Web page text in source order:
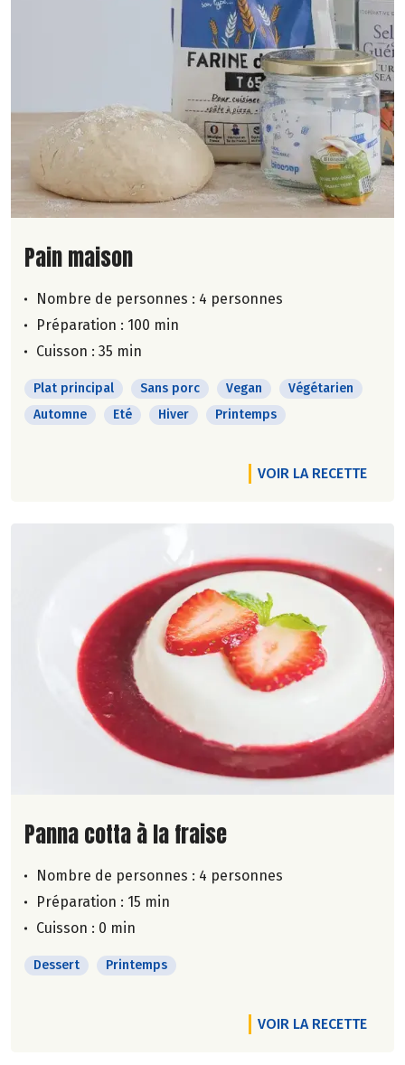
Lire la suite de la recette
Pain maison
Nombre de personnes : 4 personnes
Préparation : 100 min
Cuisson : 35 min
Plat principal Sans porc Vegan
Végétarien
Automne
Eté Hiver Printemps
VOIR LA RECETTE
Lire la suite de la recette
Panna cotta à la fraise
Nombre de personnes : 4 personnes
Préparation : 15 min
Cuisson : 0 min
Dessert Printemps
VOIR LA RECETTE